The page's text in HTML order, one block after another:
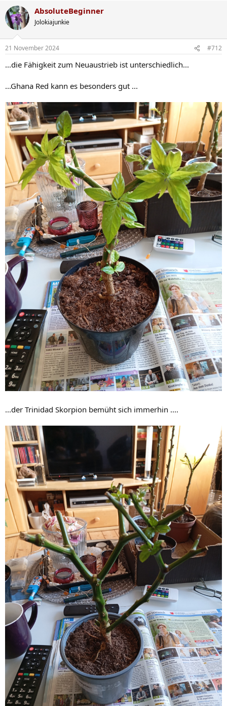
k
t
i
e
:
AbsoluteBeginner
Jolokiajunkie
21 November 2024 #712
...die Fähigkeit zum Neuaustrieb ist unterschiedlich...
...Ghana Red kann es besonders gut ...
...der Trinidad Skorpion bemüht sich immerhin ....